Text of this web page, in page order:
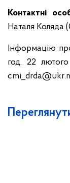
Контактні
Наталя Коляда
Інформацію
год. 22